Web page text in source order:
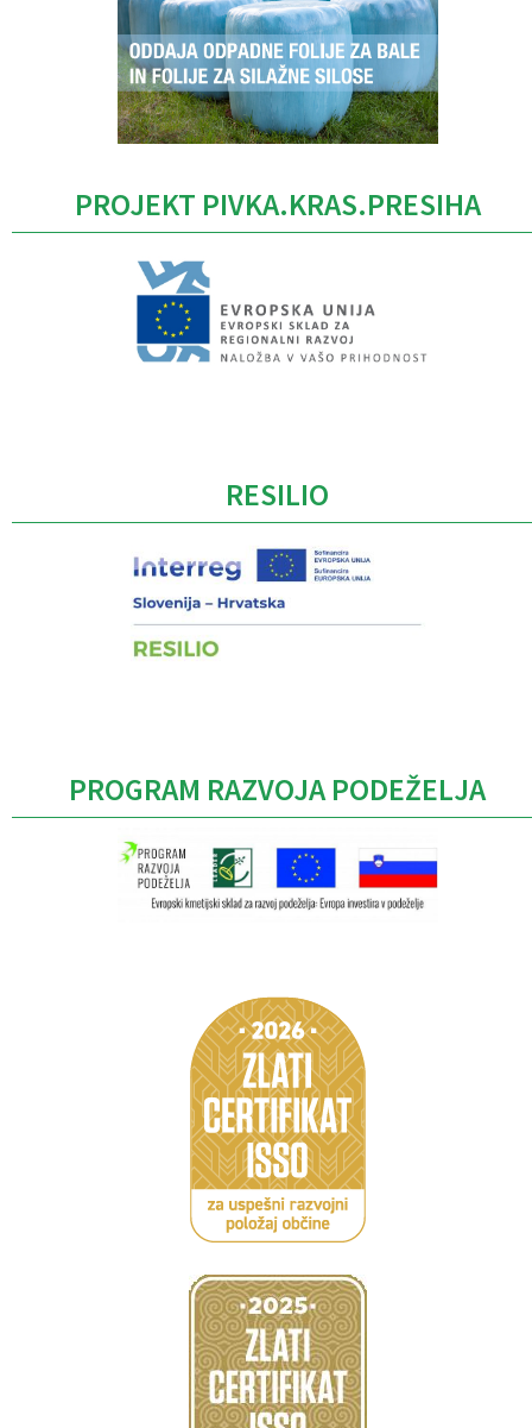
PROJEKT PIVKA.KRAS.PRESIHA
RESILIO
PROGRAM RAZVOJA PODEŽELJA